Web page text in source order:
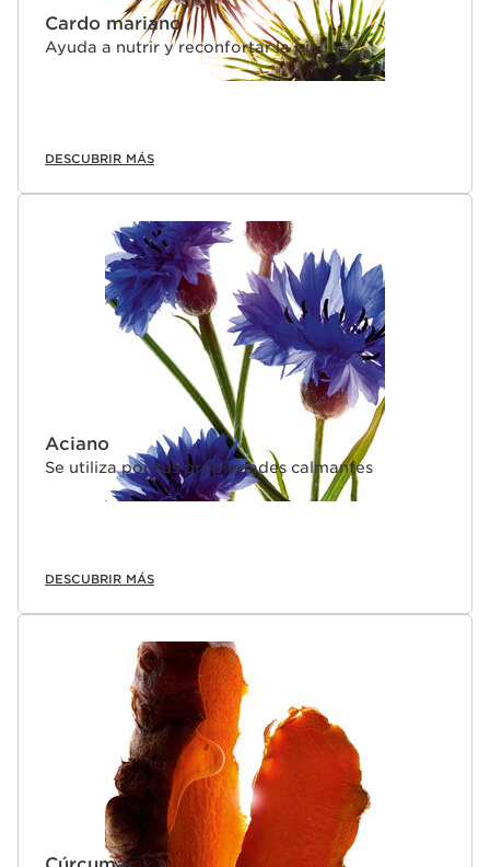
Cardo mariano
Ayuda a nutrir y reconfortar la piel.
DESCUBRIR MÁS
Aciano
Se utiliza por sus propiedades calmantes
DESCUBRIR MÁS